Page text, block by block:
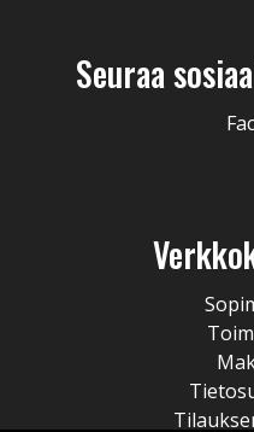
Seuraa